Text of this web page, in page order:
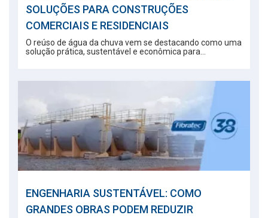
SOLUÇÕES PARA CONSTRUÇÕES
COMERCIAIS E RESIDENCIAIS
O reúso de água da chuva vem se destacando como uma
solução prática, sustentável e econômica para...
ENGENHARIA SUSTENTÁVEL: COMO
GRANDES OBRAS PODEM REDUZIR